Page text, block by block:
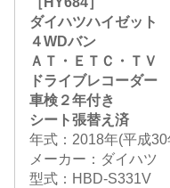
ダイハツハイゼット
４WDバン
ＡＴ・ＥＴＣ・ＴＶ
ドライブレコーダー
車検２年付き
シート張替え済
年式：2018年(平成30
メーカー：ダイハツ
型式：HBD-S331V